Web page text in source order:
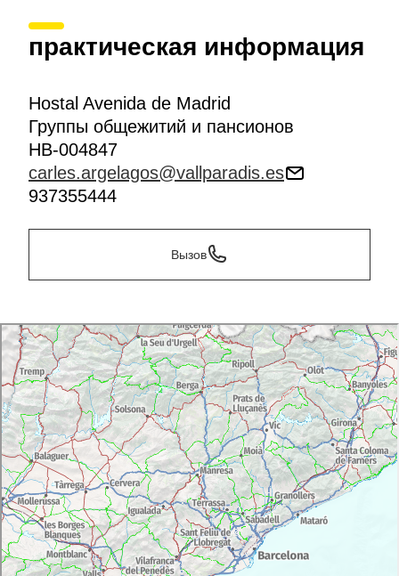
практическая информация
Hostal Avenida de Madrid
Группы общежитий и пансионов
HB-004847
carles.argelagos@vallparadis.es
937355444
Вызов